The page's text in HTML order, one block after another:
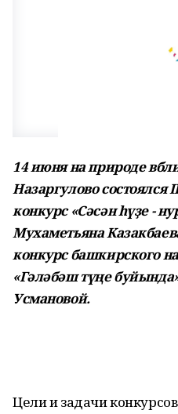
14 июня на природе
Назаргулово
конкурс «Сәсән һүҙе -
Мухаметьяна
конкурс башкирского
«Гәләбәш түңе
Усмановой.
Цели и задачи